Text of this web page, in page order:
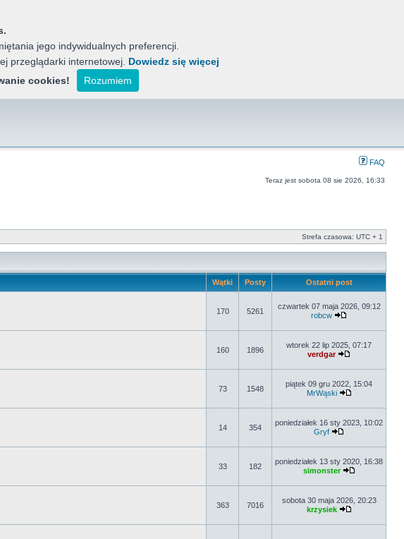
Banici Azjatyckich Motocykli
chińskich motocykli, jak również koreańskich, indyjskich i japońskich.
FAQ
Teraz jest sobota 08 sie 2026, 16:33
Strefa czasowa: UTC + 1
Wątki Posty Ostatni post
170 5261
czwartek 07 maja 2026, 09:12
robcw
160 1896
wtorek 22 lip 2025, 07:17
verdgar
73 1548
piątek 09 gru 2022, 15:04
MrWąski
14 354
poniedziałek 16 sty 2023, 10:02
Gryf
33 182
poniedziałek 13 sty 2020, 16:38
simonster
363 7016
sobota 30 maja 2026, 20:23
krzysiek
jego indywidualnych preferencji.
przeglądarki internetowej. Dowiedz się więcej
cookies!
Rozumiem